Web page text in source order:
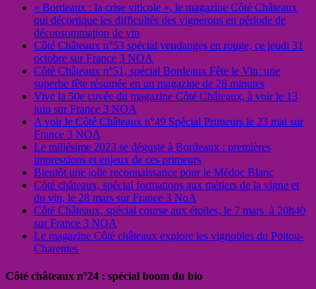
« Bordeaux : la crise viticole », le magazine Côté Châteaux
qui décortique les difficultés des vignerons en période de
déconsommation de vin
Côté Châteaux n°53 spécial vendanges en rouge, ce jeudi 31
octobre sur France 3 NOA
Côté Châteaux n°51, spécial Bordeaux Fête le Vin: une
superbe fête résumée en un magazine de 28 minutes
Vive la 50e cuvée du magazine Côté Châteaux, à voir le 13
juin sur France 3 NOA
A voir le Côté Châteaux n°49 Spécial Primeurs le 23 mai sur
France 3 NOA
Le millésime 2023 se déguste à Bordeaux : premières
impressions et enjeux de ces primeurs
Bientôt une jolie reconnaissance pour le Médoc Blanc
Côté châteaux, spécial formations aux métiers de la vigne et
du vin, le 28 mars sur France 3 NoA
Côté Châteaux, spécial course aux étoiles, le 7 mars à 20h40
sur France 3 NOA
Le magazine Côté châteaux explore les vignobles du Poitou-
Charentes
Côté châteaux n°24 : spécial boom du bio